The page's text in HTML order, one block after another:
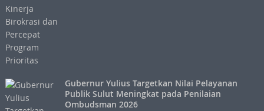
Gubernur Yulius Targetkan Nilai Pelayanan
Publik Sulut Meningkat pada Penilaian
Ombudsman 2026